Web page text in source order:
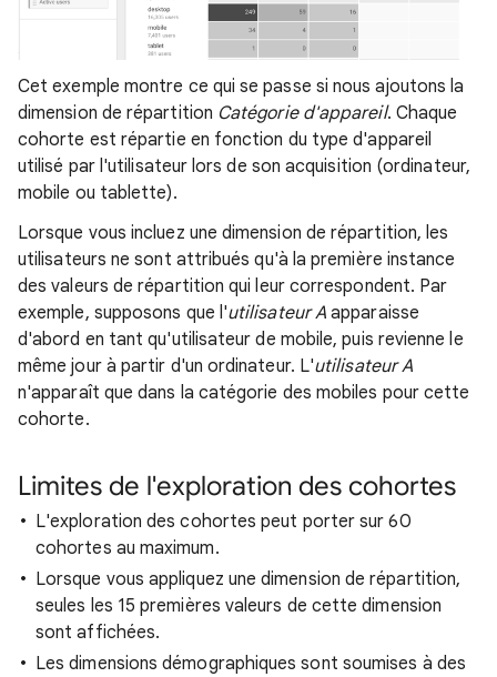
Cet exemple montre ce qui se passe si nous ajoutons la
dimension de répartition Catégorie d'appareil. Chaque
cohorte est répartie en fonction du type d'appareil
utilisé par l'utilisateur lors de son acquisition (ordinateur,
mobile ou tablette).
Lorsque vous incluez une dimension de répartition, les
utilisateurs ne sont attribués qu'à la première instance
des valeurs de répartition qui leur correspondent. Par
exemple, supposons que l'utilisateur A apparaisse
d'abord en tant qu'utilisateur de mobile, puis revienne le
même jour à partir d'un ordinateur. L'utilisateur A
n'apparaît que dans la catégorie des mobiles pour cette
cohorte.
Limites de l'exploration des cohortes
L'exploration des cohortes peut porter sur 60
cohortes au maximum.
Lorsque vous appliquez une dimension de répartition,
seules les 15 premières valeurs de cette dimension
sont affichées.
Les dimensions démographiques sont soumises à des